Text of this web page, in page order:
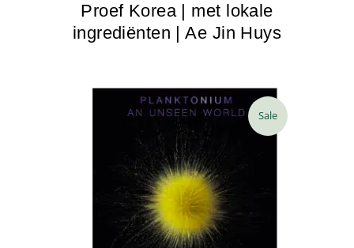
Proef Korea | met lokale
ingrediënten | Ae Jin Huys
Sale